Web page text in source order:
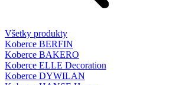
Všetky produkty
Koberce BERFIN
Koberce BAKERO
Koberce ELLE Decoration
Koberce DYWILAN